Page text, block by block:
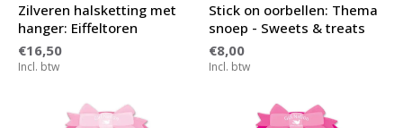
Zilveren halsketting met
hanger: Eiffeltoren
€16,50
Incl. btw
Stick on oorbellen: Thema
snoep - Sweets & treats
€8,00
Incl. btw